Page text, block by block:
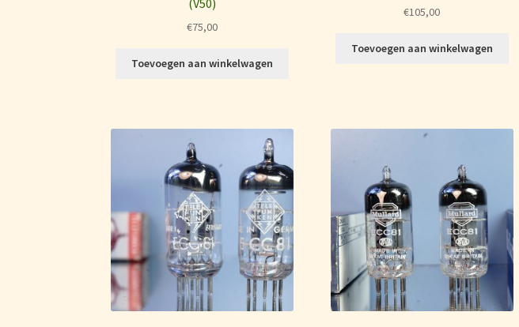
(V50)
€75,00
Toevoegen aan winkelwagen
€105,00
Toevoegen aan winkelwagen